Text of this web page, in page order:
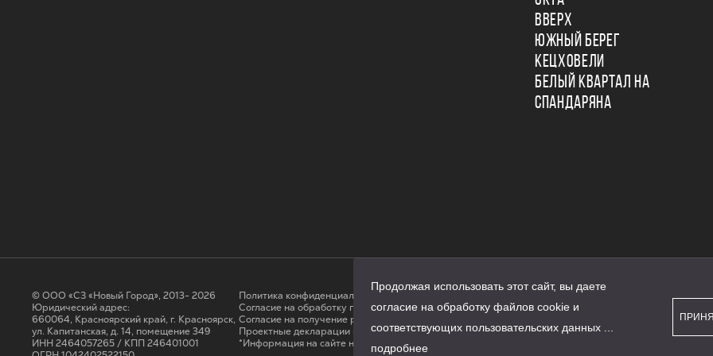
ВВЕРХ
ЮЖНЫЙ БЕРЕГ
КЕЦХОВЕЛИ
БЕЛЫЙ КВАРТАЛ НА
СПАНДАРЯНА
© ООО «СЗ «Новый Город», 2013- 2026
Юридический адрес:
660064, Красноярский край, г. Красноярск,
ул. Капитанская, д. 14, помещение 349
ИНН 2464057265 / КПП 246401001
Политика конфиденциальности
Согласие на обработку персональных данных
Cогласие на получение рассылки
Проектные декларации на сайте наш.дом.рф
*Информация на сайте не является публичной офертой
Продолжая использовать этот сайт, вы даете
согласие на обработку файлов cookie и
соответствующих пользовательских данных
подробнее